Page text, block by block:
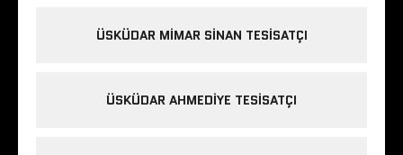
ÜSKÜDAR MIMAR SINAN TESISATÇI
ÜSKÜDAR AHMEDIYE TESISATÇI